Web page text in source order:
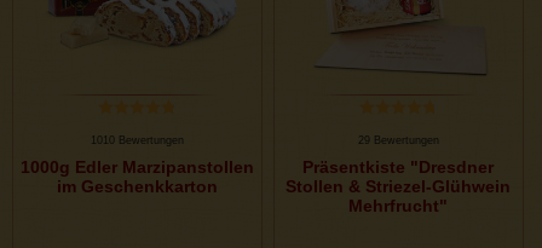
1010 Bewertungen
1000g Edler Marzipanstollen
im Geschenkkarton
29 Bewertungen
Präsentkiste "Dresdner
Stollen & Striezel-Glühwein
Mehrfrucht"